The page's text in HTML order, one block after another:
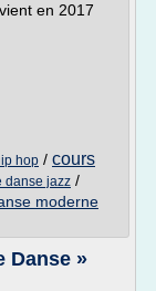
en 2017
hop / cours
danse jazz /
moderne
Danse »